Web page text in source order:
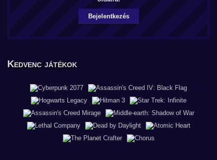
Bejelentkezés
Kedvenc játékok